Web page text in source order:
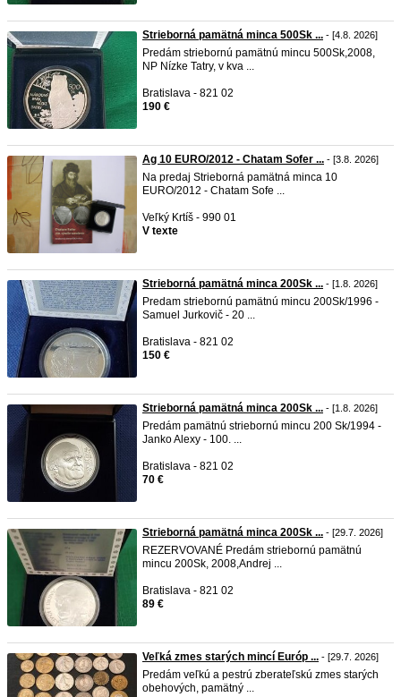
Strieborná pamätná minca 500Sk ... - [4.8. 2026]
Predám striebornú pamätnú mincu 500Sk,2008,
NP Nízke Tatry, v kva ...
Bratislava - 821 02
190 €
Ag 10 EURO/2012 - Chatam Sofer ... - [3.8. 2026]
Na predaj Strieborná pamätná minca 10
EURO/2012 - Chatam Sofe ...
Veľký Krtíš - 990 01
V texte
Strieborná pamätná minca 200Sk ... - [1.8. 2026]
Predam striebornú pamätnú mincu 200Sk/1996 -
Samuel Jurkovič - 20 ...
Bratislava - 821 02
150 €
Strieborná pamätná minca 200Sk ... - [1.8. 2026]
Predám pamätnú striebornú mincu 200 Sk/1994 -
Janko Alexy - 100. ...
Bratislava - 821 02
70 €
Strieborná pamätná minca 200Sk ... - [29.7. 2026]
REZERVOVANÉ Predám striebornú pamätnú
mincu 200Sk, 2008,Andrej ...
Bratislava - 821 02
89 €
Veľká zmes starých mincí Európ ... - [29.7. 2026]
Predám veľkú a pestrú zberateľskú zmes starých
obehových, pamätný ...